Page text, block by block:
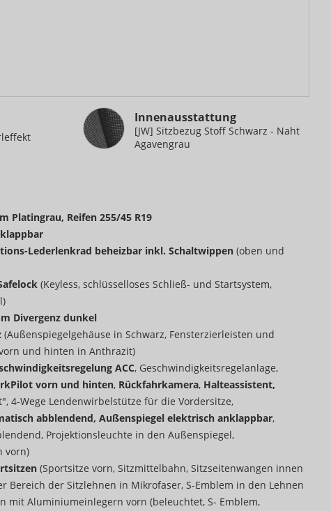
InnenausstattungInnenausstattung
[JW] Sitzbezug Stoff Schwarz - Naht
Agavengrau
Platingrau, Reifen 255/45 R19
Lederlenkrad beheizbar inkl. Schaltwippen (oben und
(Keyless, schlüsselloses Schließ- und Startsystem,
Divergenz dunkel
(Außenspiegelgehäuse in Schwarz, Fensterzierleisten und
und hinten in Anthrazit)
ACC, Geschwindigkeitsregelanlage,
vorn und hinten, Rückfahrkamera, Halteassistent,
4-Wege Lendenwirbelstütze für die Vordersitze,
abblendend, Außenspiegel elektrisch anklappbar,
Projektionsleuchte in den Außenspiegel,
vorn)
(Sportsitze vorn, Sitzmittelbahn, Sitzseitenwangen innen
Bereich der Sitzlehnen in Mikrofaser, S-Emblem in den Lehnen
mit Aluminiumeinlegern vorn (beleuchtet, S- Emblem,